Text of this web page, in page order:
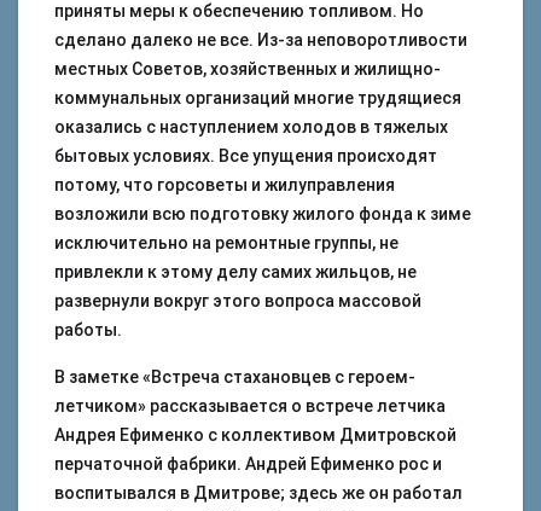
приняты меры к обеспечению топливом. Но
сделано далеко не все. Из-за неповоротливости
местных Советов, хозяйственных и жилищно-
коммунальных организаций многие трудящиеся
оказались с наступлением холодов в тяжелых
бытовых условиях. Все упущения происходят
потому, что горсоветы и жилуправления
возложили всю подготовку жилого фонда к зиме
исключительно на ремонтные группы, не
привлекли к этому делу самих жильцов, не
развернули вокруг этого вопроса массовой
работы.
В заметке «Встреча стахановцев с героем-
летчиком» рассказывается о встрече летчика
Андрея Ефименко с коллективом Дмитровской
перчаточной фабрики. Андрей Ефименко рос и
воспитывался в Дмитрове; здесь же он работал